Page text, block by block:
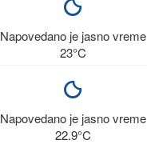
Napovedano je jasno vreme
23°C
Napovedano je jasno vreme
22.9°C